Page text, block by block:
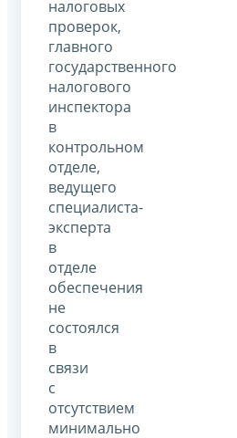
налоговых
проверок,
главного
государственного
налогового
инспектора
в
контрольном
отделе,
ведущего
специалиста-
эксперта
в
отделе
обеспечения
не
состоялся
в
связи
с
отсутствием
минимально